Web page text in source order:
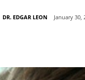
DR. EDGAR LEON January 30,